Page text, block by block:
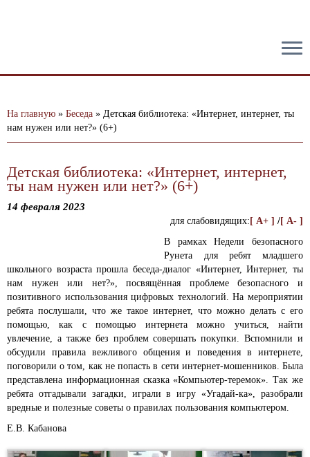
На главную » Беседа » Детская библиотека: «Интернет, интернет, ты
нам нужен или нет?» (6+)
Детская библиотека: «Интернет, интернет,
ты нам нужен или нет?» (6+)
14 февраля 2023
для слабовидящих: [ A+ ] /[ A- ]
В рамках Недели безопасного
Рунета для ребят младшего
школьного возраста прошла беседа-диалог «Интернет, Интернет, ты
нам нужен или нет?», посвящённая проблеме безопасного и
позитивного использования цифровых технологий. На мероприятии
ребята послушали, что же такое интернет, что можно делать с его
помощью, как с помощью интернета можно учиться, найти
увлечение, а также без проблем совершать покупки. Вспомнили и
обсудили правила вежливого общения и поведения в интернете,
поговорили о том, как не попасть в сети интернет-мошенников. Была
представлена информационная сказка «Компьютер-теремок». Так же
ребята отгадывали загадки, играли в игру «Угадай-ка», разобрали
вредные и полезные советы о правилах пользования компьютером.
Е.В. Кабанова